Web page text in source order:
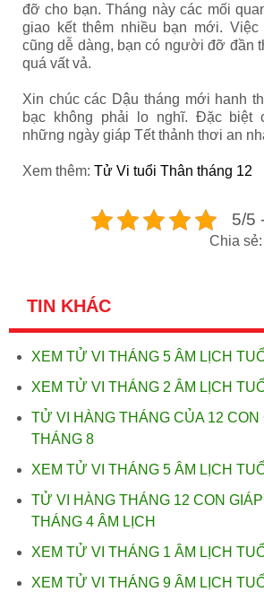
đỡ cho bạn. Tháng này các mối
giao kết thêm nhiều bạn mới.
cũng dễ dàng, bạn có người đỡ đần
quá vất vả.
Xin chúc các Dậu tháng mới hanh
bạc không phải lo nghĩ. Đặc biệt
những ngày giáp Tết thảnh thơi an
Xem thêm: Tử Vi tuổi Thân tháng 12
5/5
Chia sẻ:
TIN KHÁC
XEM TỬ VI THÁNG 5 ÂM LỊCH
XEM TỬ VI THÁNG 2 ÂM LỊCH
TỬ VI HÀNG THÁNG CỦA 12 CON
THÁNG 8
XEM TỬ VI THÁNG 5 ÂM LỊCH
TỬ VI HÀNG THÁNG 12 CON
THÁNG 4 ÂM LỊCH
XEM TỬ VI THÁNG 1 ÂM LỊCH
XEM TỬ VI THÁNG 9 ÂM LỊCH